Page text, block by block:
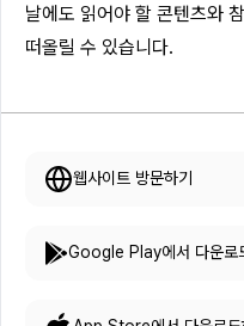
날에도 읽어야 할 콘텐츠와
떠올릴 수 있습니다.
웹사이트 방문하기
Google Play에서 다운로